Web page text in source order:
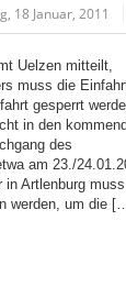
18 Januar, 2011
Uelzen mitteilt,
muss die
gesperrt
in den
des
am 23./
in Artlenburg
werden, um die